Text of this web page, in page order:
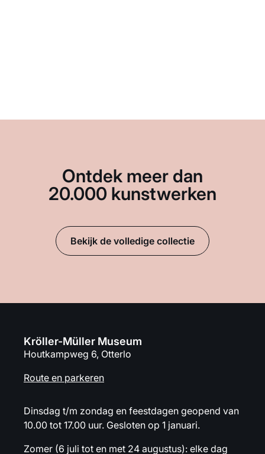
Ontdek meer dan
20.000 kunstwerken
Bekijk de volledige collectie
Kröller-Müller Museum
Houtkampweg 6, Otterlo
Route en parkeren
Dinsdag t/m zondag en feestdagen geopend van
10.00 tot 17.00 uur. Gesloten op 1 januari.
Zomer (6 juli tot en met 24 augustus): elke dag